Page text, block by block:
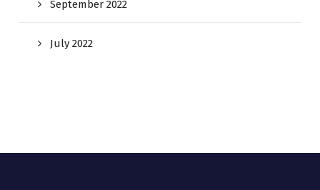
September 2022
July 2022